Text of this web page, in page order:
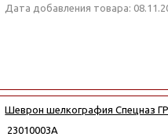
Дата добавления товара:
Шеврон шелкография Спецназ
23010003А